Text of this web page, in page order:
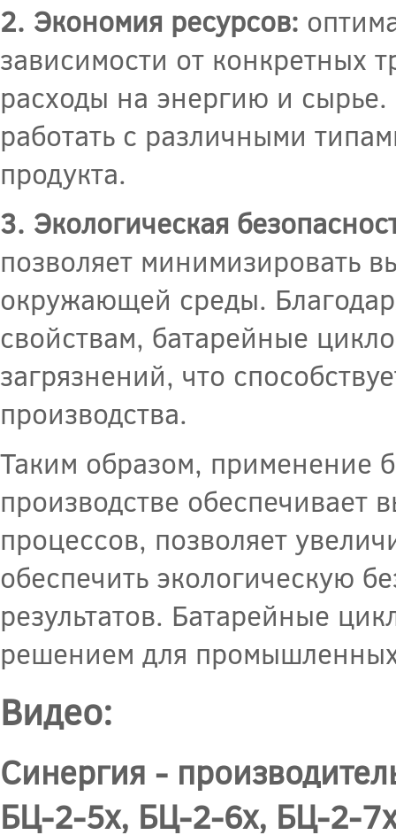
2. Экономия ресурсов:
зависимости от конкретных
расходы на энергию и
работать с различными
продукта.
3. Экологическая
позволяет минимизировать
окружающей среды.
свойствам, батарейные
загрязнений, что
производства.
Таким образом, применение
производстве обеспечивает
процессов, позволяет
обеспечить экологическую
результатов. Батарейные
решением для
Видео:
Синергия -
БЦ-2-5х, БЦ-2-6х, БЦ-2-